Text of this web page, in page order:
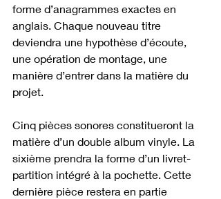
forme d’anagrammes exactes en
anglais. Chaque nouveau titre
deviendra une hypothèse d’écoute,
une opération de montage, une
manière d’entrer dans la matière du
projet.
Cinq pièces sonores constitueront la
matière d’un double album vinyle. La
sixième prendra la forme d’un livret-
partition intégré à la pochette. Cette
dernière pièce restera en partie